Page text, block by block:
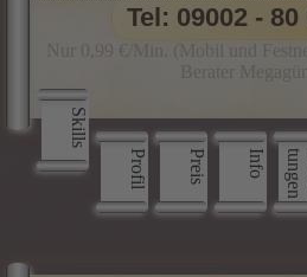
Skills
Profil
Preis Info n
Tel: 09002 - 80